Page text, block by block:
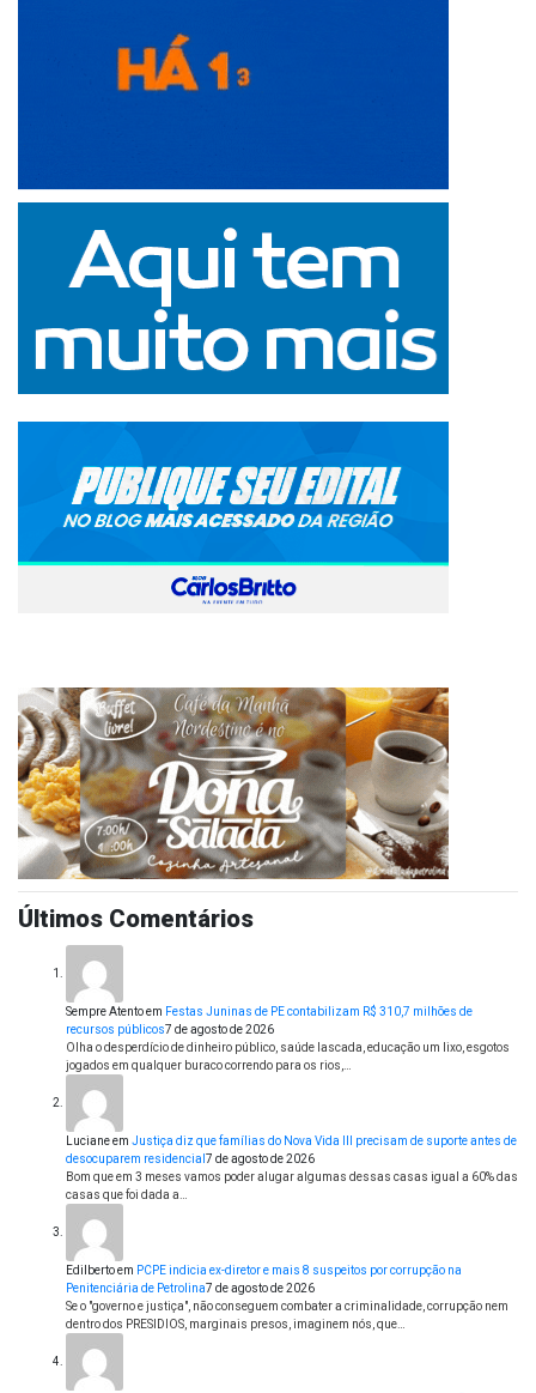
Últimos Comentários
Sempre Atentoem Festas Juninas de PE contabilizam R$ 310,7 milhões de
recursos públicos7 de agosto de 2026
Olha o desperdício de dinheiro público, saúde lascada, educação um lixo, esgotos
jogados em qualquer buraco correndo para os rios,…
Lucianeem Justiça diz que famílias do Nova Vida III precisam de suporte antes de
desocuparem residencial 7 de agosto de 2026
Bom que em 3 meses vamos poder alugar algumas dessas casas igual a 60% das
casas que foi dada a…
Edilbertoem PCPE indicia ex-diretor e mais 8 suspeitos por corrupção na
Penitenciária de Petrolina7 de agosto de 2026
Se o "governo e justiça", não conseguem combater a criminalidade, corrupção nem
dentro dos PRESIDIOS, marginais presos, imaginem nós, que…